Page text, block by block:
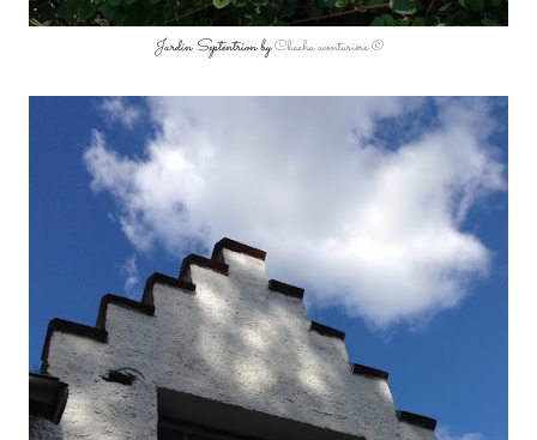
Jardin Septentrion byChacha aventurière ©